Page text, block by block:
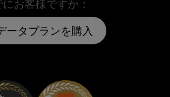
お客様ですか：
ータプランを購入